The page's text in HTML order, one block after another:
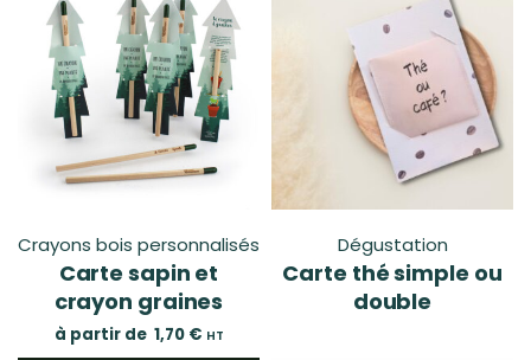
Crayons bois personnalisés
Carte sapin et
crayon graines
à partir de 1,70 € HT
Dégustation
Carte thé simple ou
double